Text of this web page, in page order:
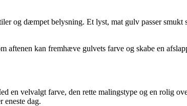
og dæmpet belysning. Et lyst, mat gulv passer
kan fremhæve gulvets farve og skabe en
en velvalgt farve, den rette malingstype og en rolig
dag.